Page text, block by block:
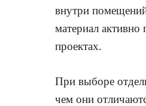
внутри
материал активно
проектах.
При выборе
чем они